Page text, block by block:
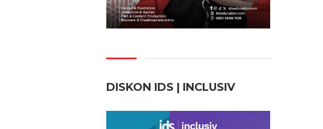
DISKON IDS | INCLUSIV